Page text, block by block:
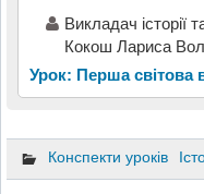
Викладач історії
Кокош Лариса
Урок: Перша світова
Конспекти уроків